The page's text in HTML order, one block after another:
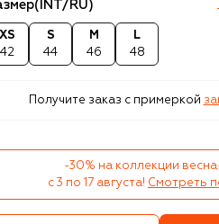
(INT/RU)
XS
42
S
44
M
46
L
48
Получите заказ с примеркой
-30% на коллекции
с 3 по 17 августа! Смотреть